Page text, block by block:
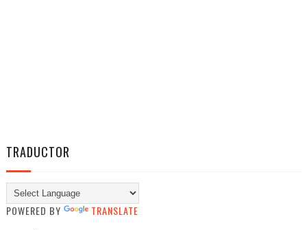
TRADUCTOR
POWERED BY TRANSLATE